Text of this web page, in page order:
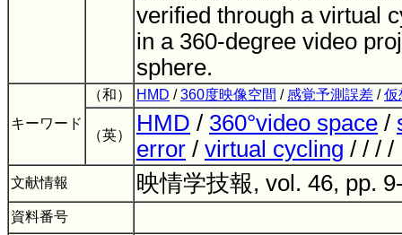
verified through a virtual
in a 360-degree video
sphere.
キーワード
（和） HMD /360度映像空間 /感覚予測誤差 /仮
（英） HMD / 360°video space /
error / virtual cycling / / /
文献情報 映情学技報, vol. 46, pp.
資料番号